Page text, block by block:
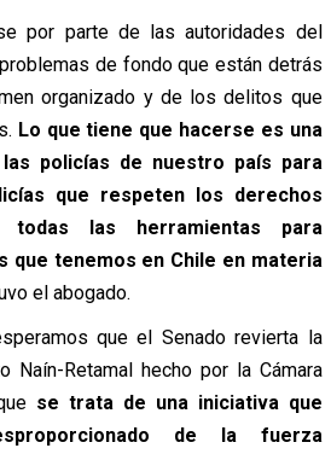
por parte de las autoridades del
de fondo que están detrás
organizado y de los delitos que
Lo que tiene que hacerse es una
policías de nuestro país para
que respeten los derechos
todas las herramientas para
que tenemos en Chile en materia
el abogado.
que el Senado revierta la
Naín-Retamal hecho por la Cámara
se trata de una iniciativa que
de la fuerza